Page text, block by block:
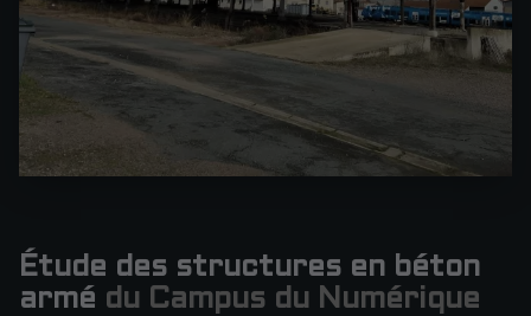
Étude des structures en béton
armé du Campus du Numérique